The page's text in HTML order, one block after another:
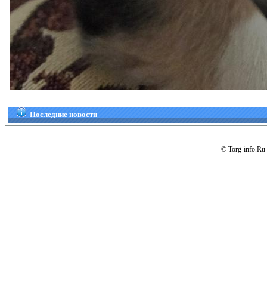
Последние новости
© Torg-info.Ru